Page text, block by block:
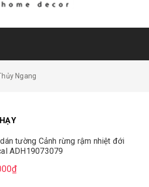
Ngang
tường Cảnh rừng rậm nhiệt đới
ADH19073079